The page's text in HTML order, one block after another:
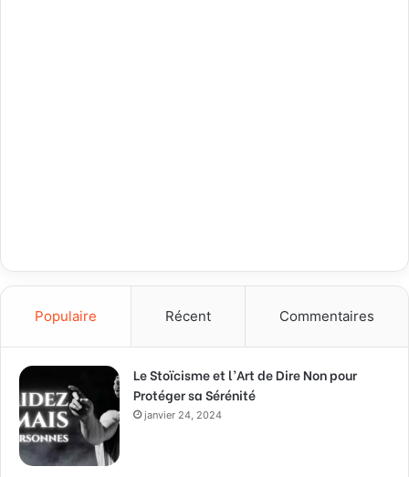
Populaire Récent Commentaires
Le Stoïcisme et l’Art de Dire Non pour
Protéger sa Sérénité
janvier 24, 2024